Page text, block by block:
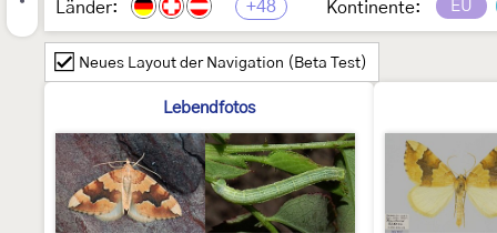
Länder: +48 Kontinente: EU
Neues Layout der Navigation (Beta Test)
Lebendfotos